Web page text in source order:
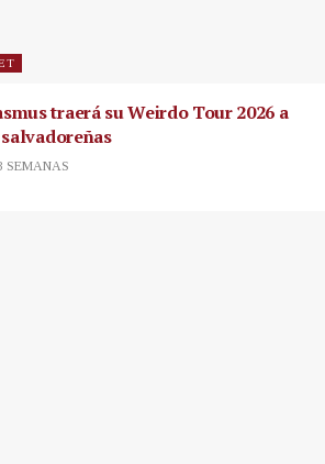
traerá su Weirdo Tour 2026 a
SEMANAS